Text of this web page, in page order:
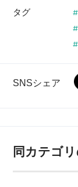
タグ
SNSシェア
同カテゴ